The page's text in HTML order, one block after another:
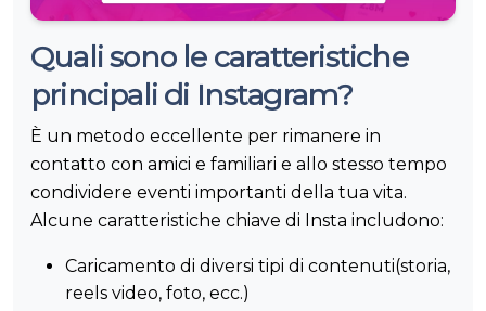
Quali sono le caratteristiche
principali di Instagram?
È un metodo eccellente per rimanere in
contatto con amici e familiari e allo stesso tempo
condividere eventi importanti della tua vita.
Alcune caratteristiche chiave di Insta includono:
Caricamento di diversi tipi di contenuti(storia,
reels video, foto, ecc.)